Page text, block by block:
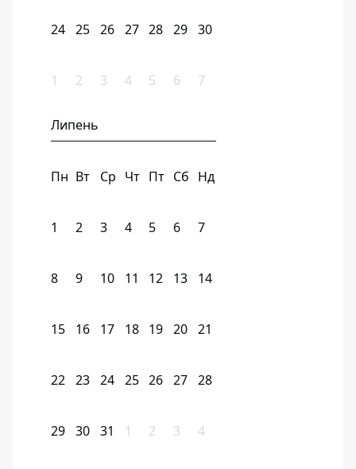
24 25 26 27 28 29 30
1 2 3 4 5 6 7
Липень
Пн Вт Ср Чт Пт Сб Нд
1 2 3 4 5 6 7
8 9 10 11 12 13 14
15 16 17 18 19 20 21
22 23 24 25 26 27 28
29 30 31 1 2 3 4